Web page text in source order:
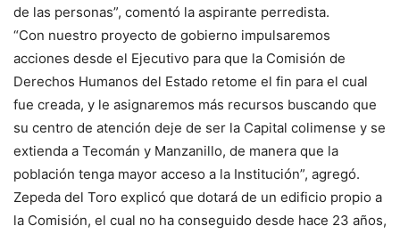
de las personas”, comentó la aspirante perredista.
“Con nuestro proyecto de gobierno impulsaremos
acciones desde el Ejecutivo para que la Comisión de
Derechos Humanos del Estado retome el fin para el cual
fue creada, y le asignaremos más recursos buscando que
su centro de atención deje de ser la Capital colimense y se
extienda a Tecomán y Manzanillo, de manera que la
población tenga mayor acceso a la Institución”, agregó.
Zepeda del Toro explicó que dotará de un edificio propio a
la Comisión, el cual no ha conseguido desde hace 23 años,